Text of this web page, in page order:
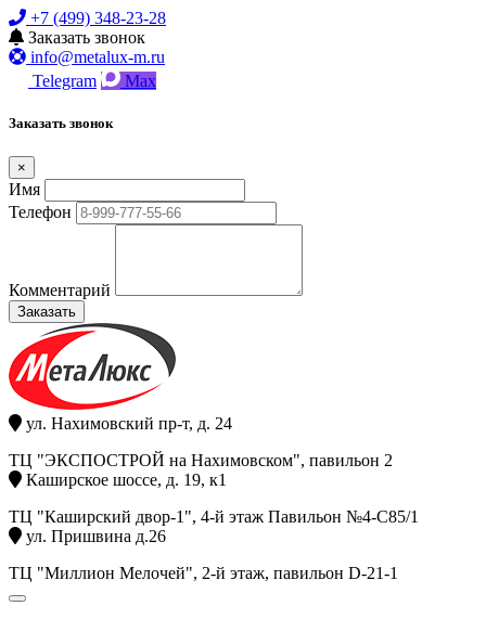
+7 (499) 348-23-28
Заказать звонок
info@metalux-m.ru
Telegram
Max
Заказать звонок
×
Имя
Телефон
Комментарий
Заказать
ул. Нахимовский пр-т, д. 24
ТЦ "ЭКСПОСТРОЙ на Нахимовском", павильон 2
Каширское шоссе, д. 19, к1
ТЦ "Каширский двор-1", 4-й этаж Павильон №4-С85/1
ул. Пришвина д.26
ТЦ "Миллион Мелочей", 2-й этаж, павильон D-21-1